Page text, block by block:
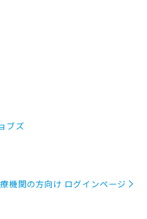
ブズ
機関の方向け ログインページ